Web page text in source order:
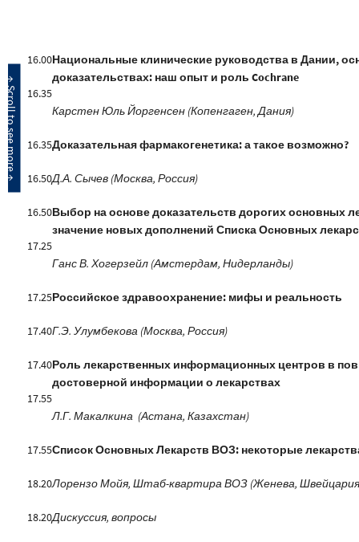
16.00
16.35
Национальные клинические руководства в Дании,
доказательствах: наш опыт и роль Cochrane
Карстен Юль Йоргенсен (Копенгаген, Дания)
16.35
16.50
Доказательная фармакогенетика: а такое возможно?
Д.А. Сычев (Москва, Россия)
16.50
17.25
Выбор на основе доказательств дорогих основных
значение новых дополнений Списка Основных
Ганс В. Хогерзейл (Амстердам, Нидерланды)
17.25
17.40
Российское здравоохранение: мифы и реальность
Г.Э. Улумбекова (Москва, Россия)
17.40
17.55
Роль лекарственных информационных центров в
достоверной информации о лекарствах
Л.Г. Макалкина (Астана, Казахстан)
17.55
18.20
Список Основных Лекарств ВОЗ: некоторые
Лорензо Мойя, Штаб-квартира ВОЗ (Женева,
18.20Дискуссия, вопросы